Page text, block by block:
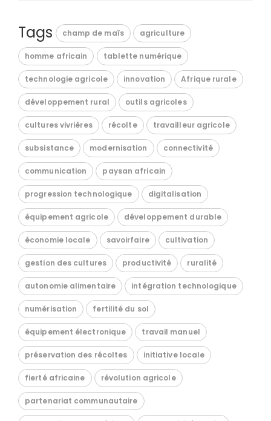
Tags champ de maïs agriculture
homme africain tablette numérique
technologie agricole innovation Afrique rurale
développement rural outils agricoles
cultures vivrières récolte travailleur agricole
subsistance modernisation connectivité
communication paysan africain
progression technologique digitalisation
équipement agricole développement durable
économie locale savoirfaire cultivation
gestion des cultures productivité ruralité
autonomie alimentaire intégration technologique
numérisation fertilité du sol
équipement électronique travail manuel
préservation des récoltes initiative locale
fierté africaine révolution agricole
partenariat communautaire